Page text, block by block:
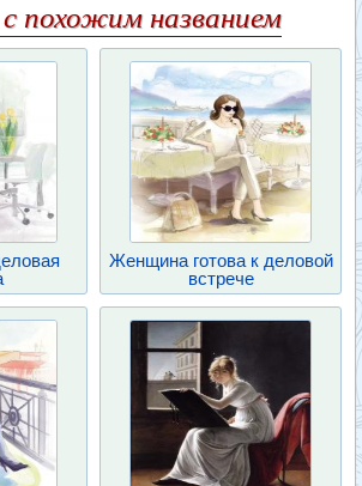
похожим названием
Женщина готова к деловой
встрече